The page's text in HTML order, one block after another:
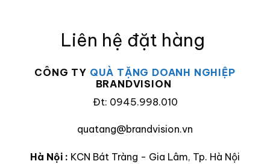
Liên hệ đặt hàng
CÔNG TY QUÀ TẶNG DOANH NGHIỆP
BRANDVISION
Đt: 0945.998.010
quatang@brandvision.vn
Hà Nội : KCN Bát Tràng - Gia Lâm, Tp. Hà Nội